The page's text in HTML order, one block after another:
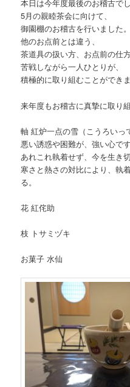
本日は今年度最後のお稽古でし
5月の親睦茶会に向けて、
御園棚のお稽古を行いました。
他のお点前とは違う、
茶道具の扱い方、お点前の仕
苦戦しながら一人ひとりが、
積極的に取り組むことができま
来年度もお稽古に真摯に取り
軸 紅炉一点の雪（こうろいっ
悪い誘惑や困難が、強い心で
あれこれ執着せず、今を生き切
寒さと熱さの対比により、執
る。
花 紅侘助
枝 トサミヅキ
お菓子 水仙